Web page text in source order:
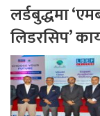
लर्डबुद्धमा
लिडरसिप’